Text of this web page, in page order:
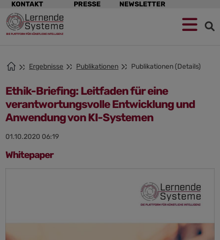
Zur
Navigation
springen
Zum
Hauptinhalt
springen
Zum
Footer
springen
Navigation
überspringen
KONTAKT PRESSE NEWSLETTER
Ergebnisse Publikationen Publikationen (Details)
Ethik-Briefing: Leitfaden für eine
verantwortungsvolle Entwicklung und
Anwendung von KI-Systemen
01.10.2020 06:19
Whitepaper